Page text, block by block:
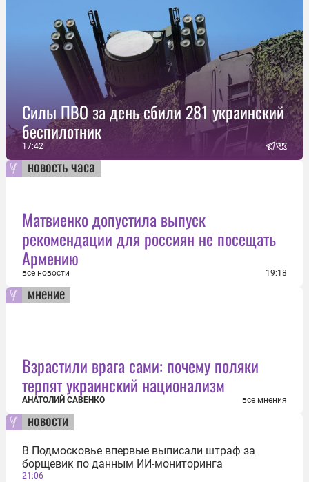
Силы ПВО за день сбили 281 украинский
беспилотник
17:42
новость часа
Матвиенко допустила выпуск
рекомендации для россиян не посещать
Армению
все новости 19:18
мнение
Взрастили врага сами: почему поляки
терпят украинский национализм
АНАТОЛИЙ САВЕНКО все мнения
новости
В Подмосковье впервые выписали штраф за
борщевик по данным ИИ-мониторинга
21:06